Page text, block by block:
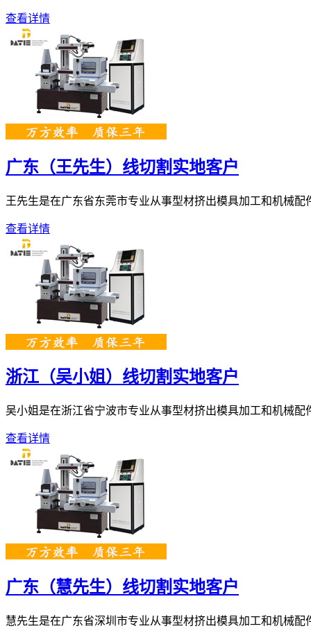
查看详情
广东（王先生）线切割实地客户
王先生是在广东省东莞市专业从事型材挤出模具加工和机械配
查看详情
浙江（吴小姐）线切割实地客户
吴小姐是在浙江省宁波市专业从事型材挤出模具加工和机械配
查看详情
广东（慧先生）线切割实地客户
慧先生是在广东省深圳市专业从事型材挤出模具加工和机械配